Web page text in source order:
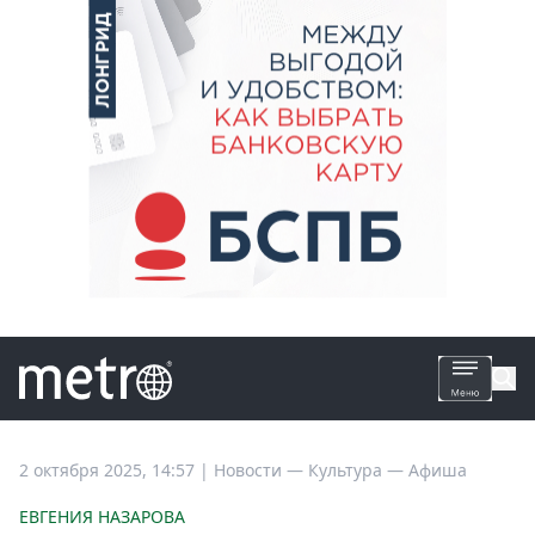
Все
2 октября 2025, 14:57 | Новости — Культура — Афиша
ЕВГЕНИЯ НАЗАРОВА